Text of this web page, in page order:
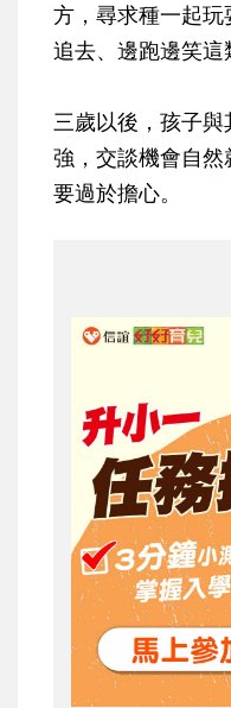
方，尋求種一起
追去、邊跑邊笑這
三歲以後，孩子
強，交談機會自
要過於擔心。